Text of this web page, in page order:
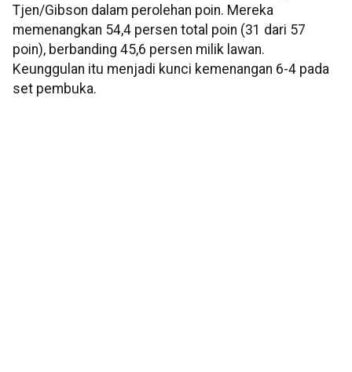
Tjen/Gibson dalam perolehan poin. Mereka
memenangkan 54,4 persen total poin (31 dari 57
poin), berbanding 45,6 persen milik lawan.
Keunggulan itu menjadi kunci kemenangan 6-4 pada
set pembuka.